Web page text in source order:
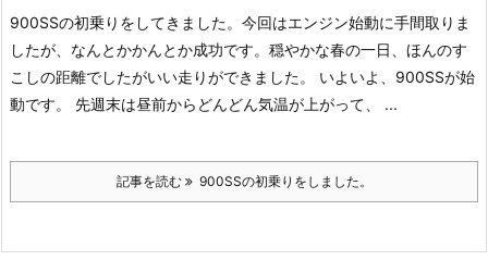
900SSの初乗りをしてきました。今回はエンジン始動に手間取りま
したが、なんとかかんとか成功です。穏やかな春の一日、ほんのす
こしの距離でしたがいい走りができました。 いよいよ、900SSが始
動です。 先週末は昼前からどんどん気温が上がって、 ...
記事を読む 900SSの初乗りをしました。